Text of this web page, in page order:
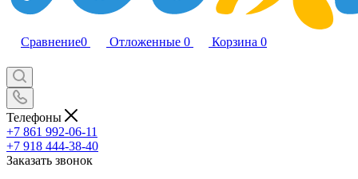
Сравнение0 Отложенные 0 Корзина 0
Телефоны
+7 861 992-06-11
+7 918 444-38-40
Заказать звонок